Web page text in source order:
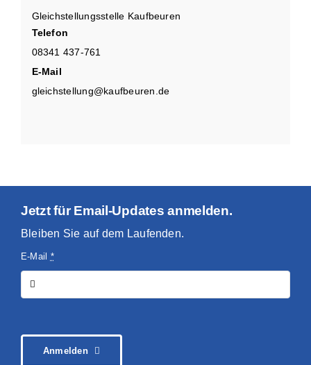
Gleichstellungsstelle Kaufbeuren
Telefon
08341 437-761
E-Mail
gleichstellung@kaufbeuren.de
Jetzt für Email-Updates anmelden.
Bleiben Sie auf dem Laufenden.
E-Mail *
Anmelden